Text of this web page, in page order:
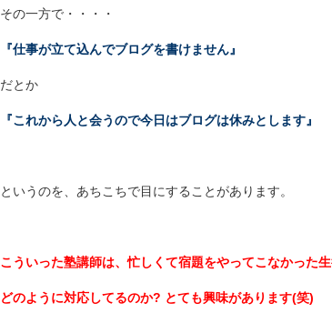
その一方で・・・・
『仕事が立て込んでブログを書けません』
だとか
『これから人と会うので今日はブログは休みとします』
というのを、あちこちで目にすることがあります。
こういった塾講師は、忙しくて宿題をやってこなかった
どのように対応してるのか? とても興味があります(笑)